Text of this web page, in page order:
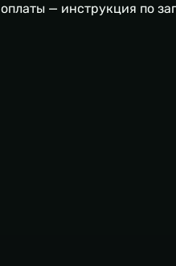
оплаты — инструкция по